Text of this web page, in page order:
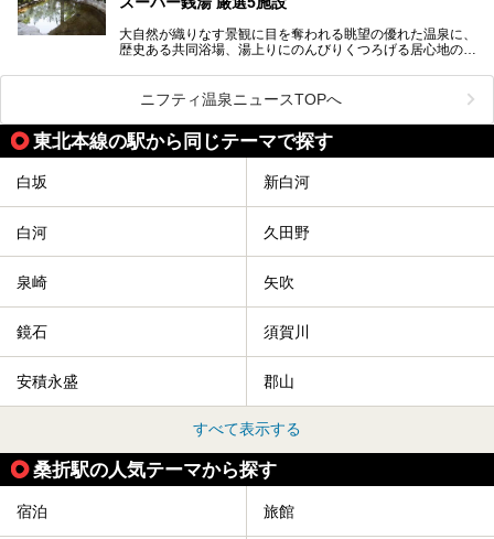
大自然が織りなす景観に目を奪われる眺望の優れた温泉に、
歴史ある共同浴場、湯上りにのんびりくつろげる居心地のい
スーパー銭湯など、多種多様な温浴施設が割拠する福島県。
今回は、そんな福島県にある温浴施設のなかから、筆者が
「一度訪ねてみたい」と気になっている魅力的な施設を5件
ピックアップして紹介します。
※2021/07/21時点の情報です。
ニフティ温泉ニュースTOPへ
東北本線の駅から同じテーマで探す
白坂 新白河
白河 久田野
泉崎 矢吹
鏡石 須賀川
安積永盛 郡山
すべて表示する
桑折駅の人気テーマから探す
宿泊 旅館